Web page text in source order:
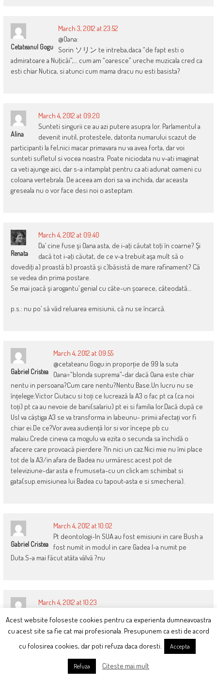
Cetateanul Gogu
March 3, 2012 at 23:52
@Oana:
Sorin ソリン te intreba,daca “de fapt esti o
admiratoare a Nuţicăi”,… cum am “oaresce” ureche muzicala cred ca
esti chiar Nutica, si atunci cum mama dracu nu esti basista?
Alina
March 4, 2012 at 09:20
Sunteti singurii ce au azi putere asupra lor. Parlamentul a
devenit inutil, protestele, datorita numarului scazut de
participanti la fel,nici macar primavara nu va avea forta, dar voi
sunteti sufletul si vocea noastra. Poate niciodata nu v-ati imaginat
ca veti ajunge aici, dar s-a intamplat pentru ca ati adunat oameni cu
coloana vertebrala. De aceea am dori sa va inchida, dar aceasta
greseala nu o vor face desi noi o asteptam.
Renata
March 4, 2012 at 09:40
Da’ cine fuse şi Oana asta, de i-aţi căutat toţi în coarne? Şi
dacă tot i-aţi căutat, de ce v-a trebuit aşa mult să o
dovediţi a) proastă b) proastă şi c)băsistă de mare rafinament? Că
se vedea din prima postare.
Se mai joacă şi arogantu’ genial cu câte-un şoarece, câteodată…
p.s.: nu po’ să văd reluarea emisiunii, că nu se încarcă.
Gabriel Cristea
March 4, 2012 at 09:55
@cetateanu Gogu:in proporție de 99 la suta
Oana=”blonda suprema”-dar dacă Oana este chiar
nentu in persoana?Cum care nentu?Nentu Base.Un lucru nu se
înțelege:Victor Ciutacu si toți ce lucrează la A3 o fac pt ca (ca noi
toți) pt ca au nevoie de bani(salariu) pt ei si familia lor.Dacă după ce
Usl va câștiga A3 se va transforma in labeunu- primii afectați vor fi
chiar ei.De ce?Vor avea audiență lor si vor începe pb cu
malaiu.Crede cineva ca mogulu va ezita o secunda sa închidă o
afacere care provoacă pierdere ?In nici un caz.Nici mie nu îmi place
tot de la A3/in afara de Badea nu urmăresc acest pot de
televiziune-dar asta e frumuseta-cu un click am schimbat si
gata(sup.emisiunea lui Badea cu tapout-asta e si smecheria).
Gabriel Cristea
March 4, 2012 at 10:02
Pt deontologi-In SUA au fost emisiuni in care Bush a
fost numit in modul in care Gadea l-a numit pe
Duta.S-a mai făcut atâta vâlvă ?nu
Dan
March 4, 2012 at 10:23
televiziunile de la noi inclusiv Antena3 si anume despre
Siria nu se mai da nici macar o secunda de stire macar la rubrica
diverse in timp ce pe toate televiziunile internationale masacrul
facut de psihopatul ala assad (pretenul lui basescu) reprezinta
prime time. Opresiunea de acolo fiind absolut dementa si
Acest website foloseste cookies pentru ca experienta dumneavoastra
cu acest site sa fie cat mai profesionala. Presupunem ca esti de acord
cu folosirea cookies, dar poti refuza daca doresti.
Accepta
Refuza Citeste mai mult